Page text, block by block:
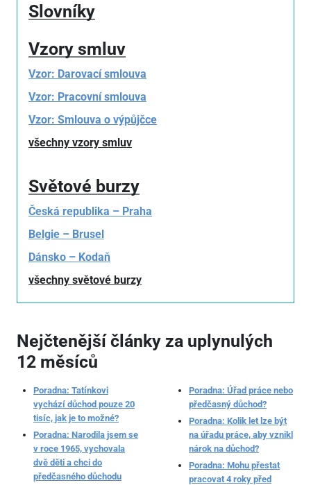
Slovníky
Vzory smluv
Vzor: Darovací smlouva
Vzor: Pracovní smlouva
Vzor: Smlouva o výpůjčce
všechny vzory smluv
Světové burzy
Česká republika – Praha
Belgie – Brusel
Dánsko – Kodaň
všechny světové burzy
Nejčtenější články za uplynulých
12 měsíců
Poradna: Tatínkovi
vychází důchod pouze 20
tisíc, jak je to možné?
Poradna: Narodila jsem se
v roce 1965, vychovala
dvě děti a chci do
předčasného důchodu
Poradna: Úřad práce nebo
předčasný důchod?
Poradna: Kolik let lze být
na úřadu práce, aby vznikl
nárok na důchod?
Poradna: Mohu přestat
pracovat 4 roky před